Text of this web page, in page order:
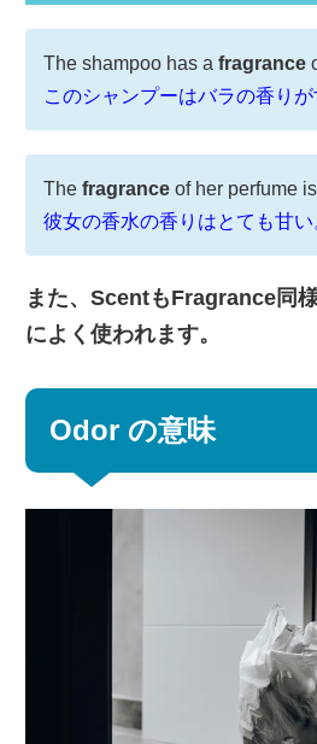
The shampoo has a fragrance
このシャンプーはバラの香りが
The fragranceof her perfume
彼女の香水の香りはとても甘い
また、ScentもFragrance同
によく使われます。
Odor の意味